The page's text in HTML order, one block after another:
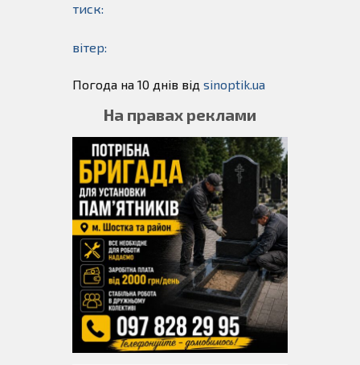
тиск:
вітер:
Погода на 10 днів від sinoptik.ua
На правах реклами